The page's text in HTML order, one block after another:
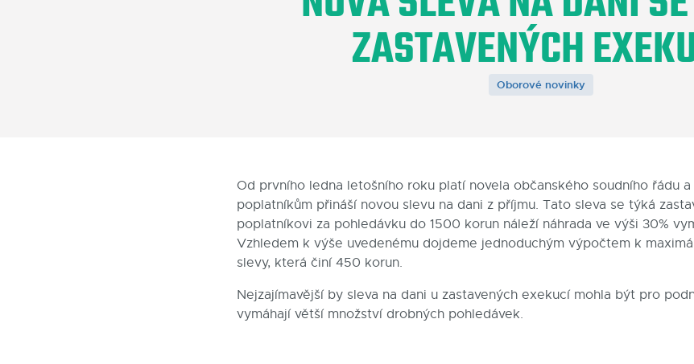
ZASTAVENÝCH
Oborové novinky
Od prvního ledna letošního roku platí novela občanského soudního řádu
poplatníkům přináší novou slevu na dani z příjmu. Tato sleva se týká
poplatníkovi za pohledávku do 1500 korun náleží náhrada ve výši 30%
Vzhledem k výše uvedenému dojdeme jednoduchým výpočtem k
slevy, která činí 450 korun.
Nejzajímavější by sleva na dani u zastavených exekucí mohla být pro
vymáhají větší množství drobných pohledávek.